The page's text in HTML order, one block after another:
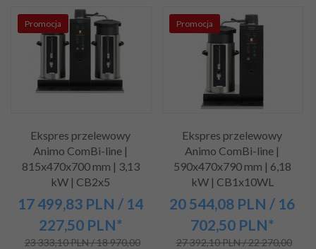
Promocja
Ekspres przelewowy
Animo ComBi-line |
815x470x700 mm | 3,13
kW | CB2x5
17 499,83 PLN / 14
227,50 PLN*
23 333,10 PLN / 18 970,00
Promocja
Ekspres przelewowy
Animo ComBi-line |
590x470x790 mm | 6,18
kW | CB1x10WL
20 544,08 PLN / 16
702,50 PLN*
27 392,10 PLN / 22 270,00